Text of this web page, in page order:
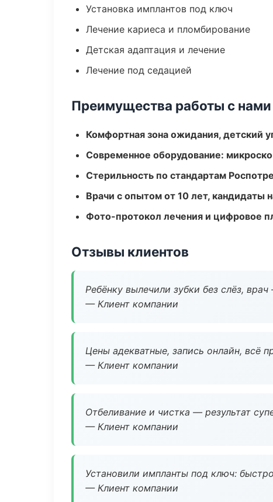
Установка имплантов под ключ
Лечение кариеса и пломбирование
Детская адаптация и лечение
Лечение под седацией
Преимущества работы с нами
Комфортная зона ожидания, детский
Современное оборудование:
Стерильность по стандартам
Врачи с опытом от 10 лет, кандидаты
Фото-протокол лечения и цифровое
Отзывы клиентов
Ребёнку вылечили зубки без слёз,
— Клиент компании
Цены адекватные, запись онлайн, всё
— Клиент компании
Отбеливание и чистка — результат
— Клиент компании
Установили импланты под ключ:
— Клиент компании